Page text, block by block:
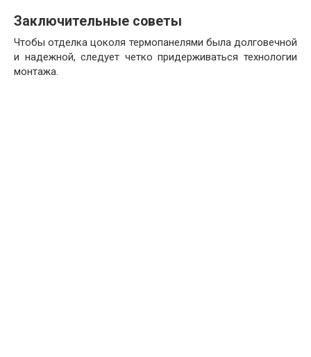
Заключительные советы
Чтобы отделка цоколя термопанелями была долговечной
и надежной, следует четко придерживаться технологии
монтажа.